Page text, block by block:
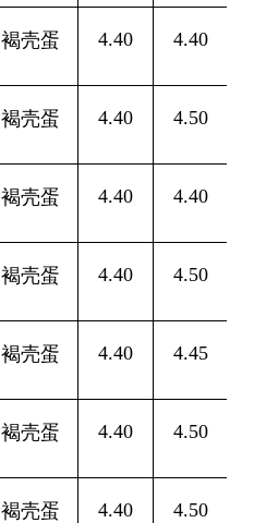
褐壳蛋 4.40 4.40
褐壳蛋 4.40 4.50
褐壳蛋 4.40 4.40
褐壳蛋 4.40 4.50
褐壳蛋 4.40 4.45
褐壳蛋 4.40 4.50
褐壳蛋 4.40 4.50